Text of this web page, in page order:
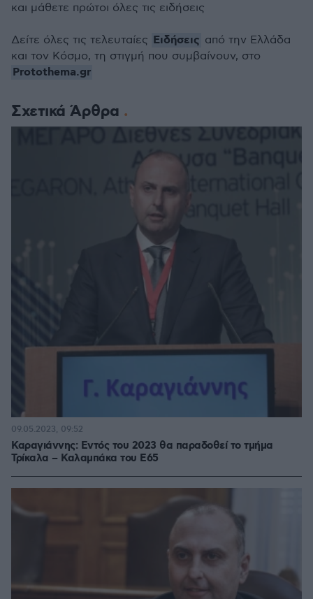
Σχετικά Άρθρα
Καραγιάννης: Εντός του 2023 θα παραδοθεί το τμήμα
Τρίκαλα – Καλαμπάκα του Ε65
09.05.2023, 09:52
και μάθετε πρώτοι όλες τις ειδήσεις
Δείτε όλες τις τελευταίες Ειδήσεις από την Ελλάδα
και τον Κόσμο, τη στιγμή που συμβαίνουν, στο
Protothema.gr